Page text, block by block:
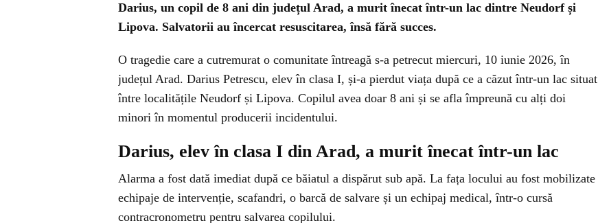
Darius, un copil de 8 ani din județul Arad, a murit înecat într-un lac dintre Neudorf și
Lipova. Salvatorii au încercat resuscitarea, însă fără succes.
O tragedie care a cutremurat o comunitate întreagă s-a petrecut miercuri, 10 iunie 2026, în
județul Arad. Darius Petrescu, elev în clasa I, și-a pierdut viața după ce a căzut într-un lac situat
între localitățile Neudorf și Lipova. Copilul avea doar 8 ani și se afla împreună cu alți doi
minori în momentul producerii incidentului.
Darius, elev în clasa I din Arad, a murit înecat într-un lac
Alarma a fost dată imediat după ce băiatul a dispărut sub apă. La fața locului au fost mobilizate
echipaje de intervenție, scafandri, o barcă de salvare și un echipaj medical, într-o cursă
contracronometru pentru salvarea copilului.